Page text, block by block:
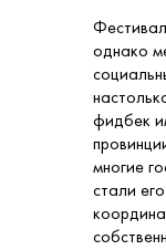
однако
фидбек
многие
стали